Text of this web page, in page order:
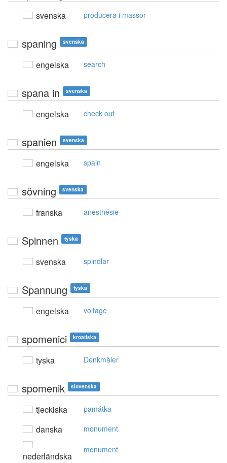
svenska producera i massor
spaning svenska
engelska search
spana in svenska
engelska check out
spanien svenska
engelska spain
sövning svenska
franska anesthésie
Spinnen tyska
svenska spindlar
Spannung tyska
engelska voltage
spomenici kroatiska
tyska Denkmäler
spomenik slovenska
tjeckiska památka
danska monument
nederländska
monument